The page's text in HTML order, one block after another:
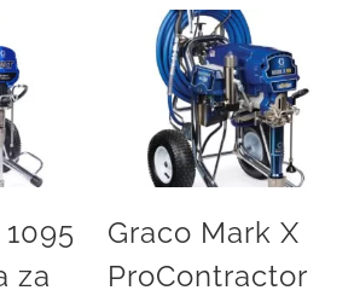
za
Graco Mark X
ProContractor